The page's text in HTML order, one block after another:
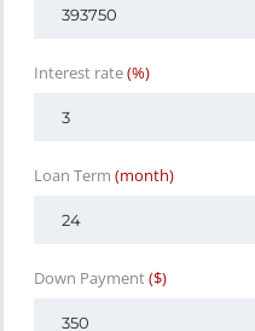
Interest rate(%)
Loan Term (month)
Down Payment($)